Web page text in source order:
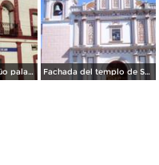
Fachada del antigüo palacio municipal, hoy edificio de correos. Huitzuco, Gro. Fachada del templo de Santiago Apostol. Siglo XVIII. Huitzuco, Gro